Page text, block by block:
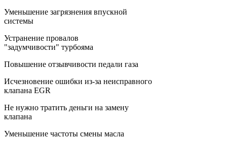
Уменьшение загрязнения впускной
системы
Устранение провалов
"задумчивости" турбояма
Повышение отзывчивости педали газа
Исчезновение ошибки из-за неисправного
клапана EGR
Не нужно тратить деньги на замену
клапана
Уменьшение частоты смены масла